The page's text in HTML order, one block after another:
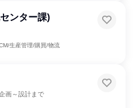
ンター課)
生産管理/購買/物流
画～設計まで